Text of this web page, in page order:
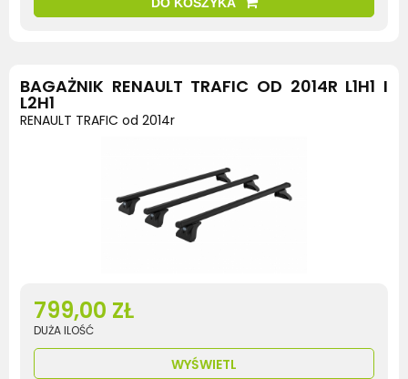
BAGAŻNIK RENAULT TRAFIC OD 2014R L1H1 I
L2H1
RENAULT TRAFIC od 2014r
799,00 ZŁ
DUŻA ILOŚĆ
WYŚWIETL